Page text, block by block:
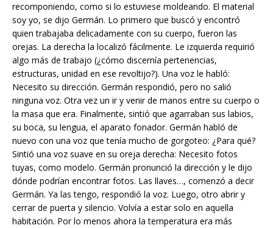
recomponiendo, como si lo estuviese moldeando. El material
soy yo, se dijo Germán. Lo primero que buscó y encontró
quien trabajaba delicadamente con su cuerpo, fueron las
orejas. La derecha la localizó fácilmente. Le izquierda requirió
algo más de trabajo (¿cómo discernía pertenencias,
estructuras, unidad en ese revoltijo?). Una voz le habló:
Necesito su dirección. Germán respondió, pero no salió
ninguna voz. Otra vez un ir y venir de manos entre su cuerpo o
la masa que era. Finalmente, sintió que agarraban sus labios,
su boca, su lengua, el aparato fonador. Germán habló de
nuevo con una voz que tenía mucho de gorgoteo: ¿Para qué?
Sintió una voz suave en su oreja derecha: Necesito fotos
tuyas, como modelo. Germán pronunció la dirección y le dijo
dónde podrían encontrar fotos. Las llaves…, comenzó a decir
Germán. Ya las tengo, respondió la voz. Luego, otro abrir y
cerrar de puerta y silencio. Volvía a estar solo en aquella
habitación. Por lo menos ahora la temperatura era más